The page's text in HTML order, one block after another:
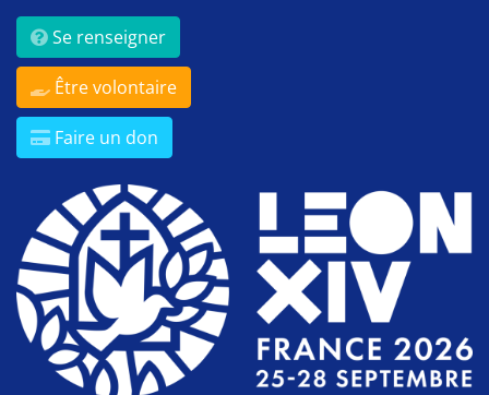
Se renseigner
Être volontaire
Faire un don